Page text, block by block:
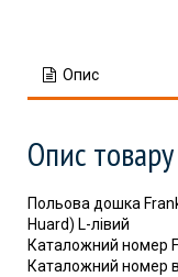
Опис
Опис товару
Польова дошка
Huard) L-лівий
Каталожний номер
Каталожний номер